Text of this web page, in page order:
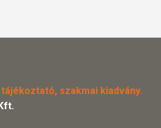
szakmai kiadvány.